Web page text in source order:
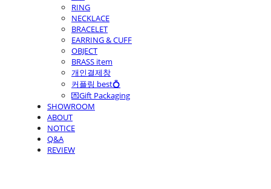
RING
NECKLACE
BRACELET
EARRING & CUFF
OBJECT
BRASS item
개인결제창
커플링 best💍
💌Gift Packaging
SHOWROOM
ABOUT
NOTICE
Q&A
REVIEW